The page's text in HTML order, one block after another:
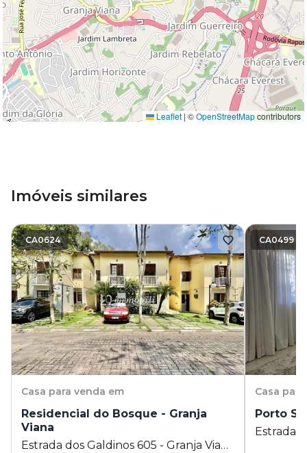
Leaflet | ©OpenStreetMapcontributors
Imóveis similares
CA0624
Casa para venda em
Residencial do Bosque - Granja
Viana
Estrada dos Galdinos 605 - Granja Viana
CA0499
Casa
Porto
Estrada